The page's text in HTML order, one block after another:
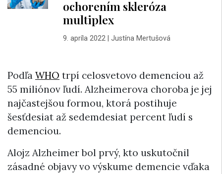
ochorením skleróza
multiplex
9. apríla 2022| Justína Mertušová
Podľa WHO trpí celosvetovo demenciou až
55 miliónov ľudí. Alzheimerova choroba je jej
najčastejšou formou, ktorá postihuje
šesťdesiat až sedemdesiat percent ľudí s
demenciou.
Alojz Alzheimer bol prvý, kto uskutočnil
zásadné objavy vo výskume demencie vďaka